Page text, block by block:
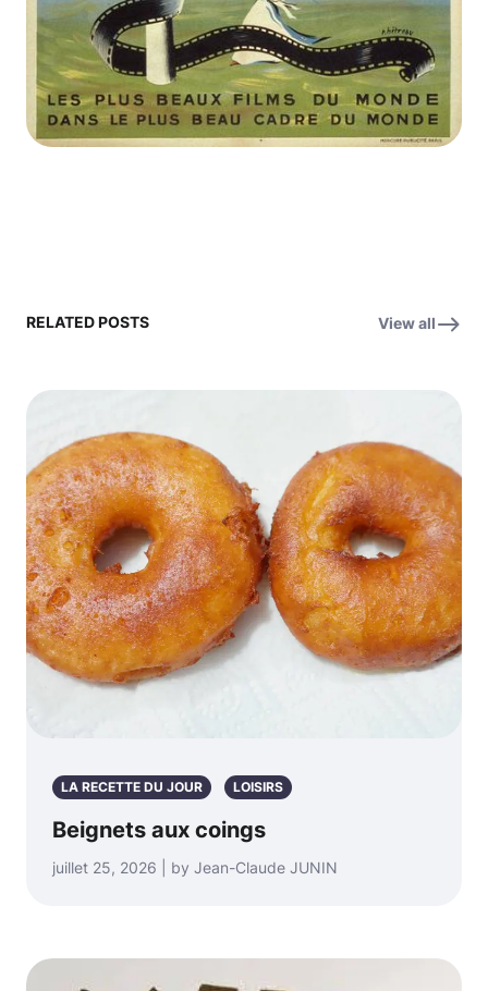
RELATED POSTS View all
LA RECETTE DU JOUR LOISIRS
Beignets aux coings
juillet 25, 2026 | by Jean-Claude JUNIN